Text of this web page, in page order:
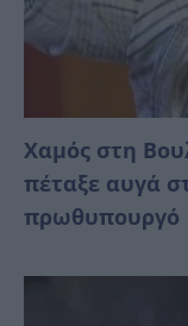
Χαμός στη
πέταξε αυγά
πρωθυπουργό